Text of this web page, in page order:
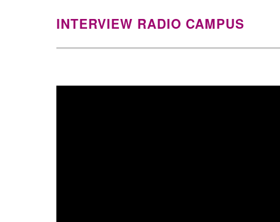
INTERVIEW RADIO CAMPUS